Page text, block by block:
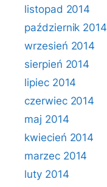
listopad 2014
październik 2014
wrzesień 2014
sierpień 2014
lipiec 2014
czerwiec 2014
maj 2014
kwiecień 2014
marzec 2014
luty 2014